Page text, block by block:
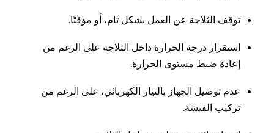
توقف الثلاجة عن العمل بشكل تام، أو مؤقتًا.
استقرار درجة الحرارة داخل الثلاجة على الرغم من
إعادة ضبط مستوى الحرارة.
عدم توصيل الجهاز بالتيار الكهربائي، على الرغم من
تركيب الفيشة.